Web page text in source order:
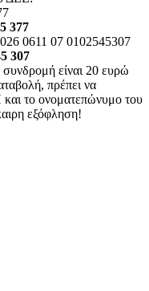
377
0611 07 0102545307
307
συνδρομή είναι 20 ευρώ
πρέπει να
το ονοματεπώνυμο του
εξόφληση!